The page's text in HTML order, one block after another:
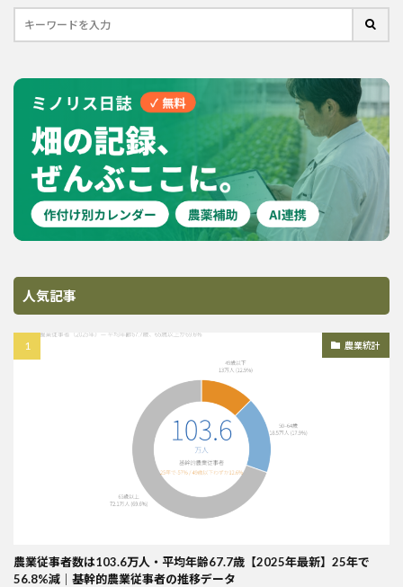
人気記事
農業統計
農業従事者数は103.6万人・平均年齢67.7歳【2025年最新】25年で
56.8%減｜基幹的農業従事者の推移データ